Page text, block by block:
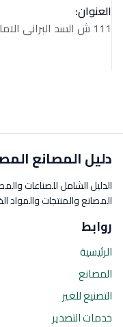
العنوان:
111 ش السد البرانى الامامين السيدة زينب القاهرة
دليل المصانع
الدليل الشامل للصناعات
المصانع والمنتجات والمواد
روابط
الرئيسية
المصانع
التصنيع للغير
خدمات التصدير